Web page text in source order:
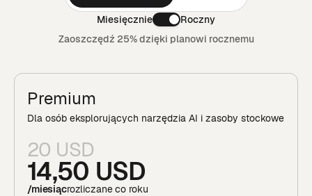
Miesięcznie
Roczny
Zaoszczędź 25% dzięki planowi rocznemu
Premium
Dla osób eksplorujących narzędzia AI i zasoby stockowe
20 USD
14,50 USD
/miesiącrozliczane co roku